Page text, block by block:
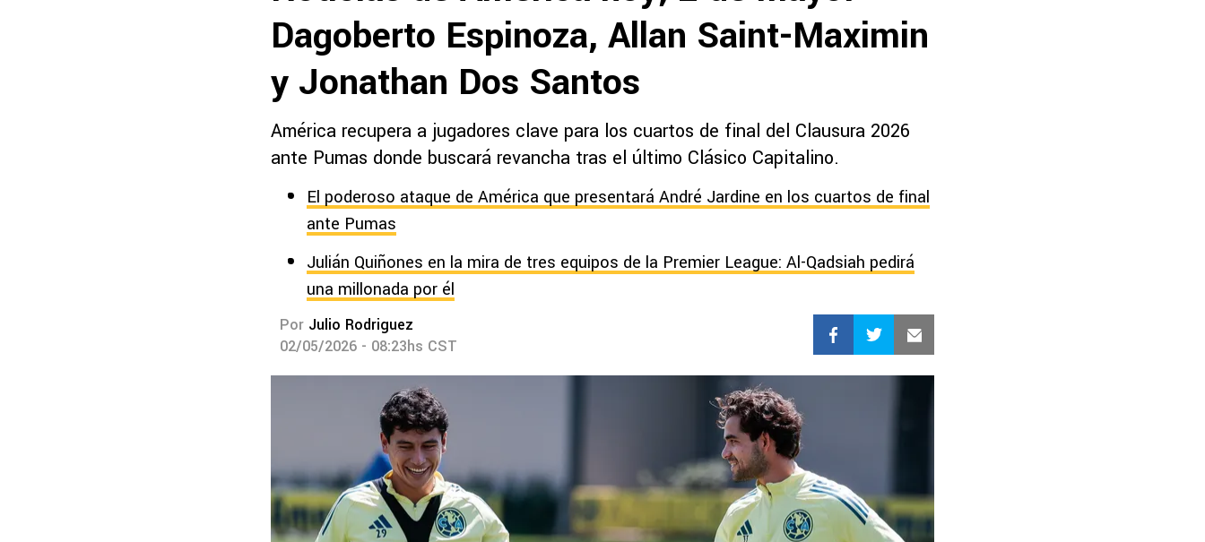
Dagoberto Espinoza, Allan Saint-Maximin
y Jonathan Dos Santos
América recupera a jugadores clave para los cuartos de final del Clausura 2026
ante Pumas donde buscará revancha tras el último Clásico Capitalino.
El poderoso ataque de América que presentará André Jardine en los cuartos de final
ante Pumas
Julián Quiñones en la mira de tres equipos de la Premier League: Al-Qadsiah pedirá
una millonada por él
Por Julio Rodriguez
02/05/2026 - 08:23hs CST